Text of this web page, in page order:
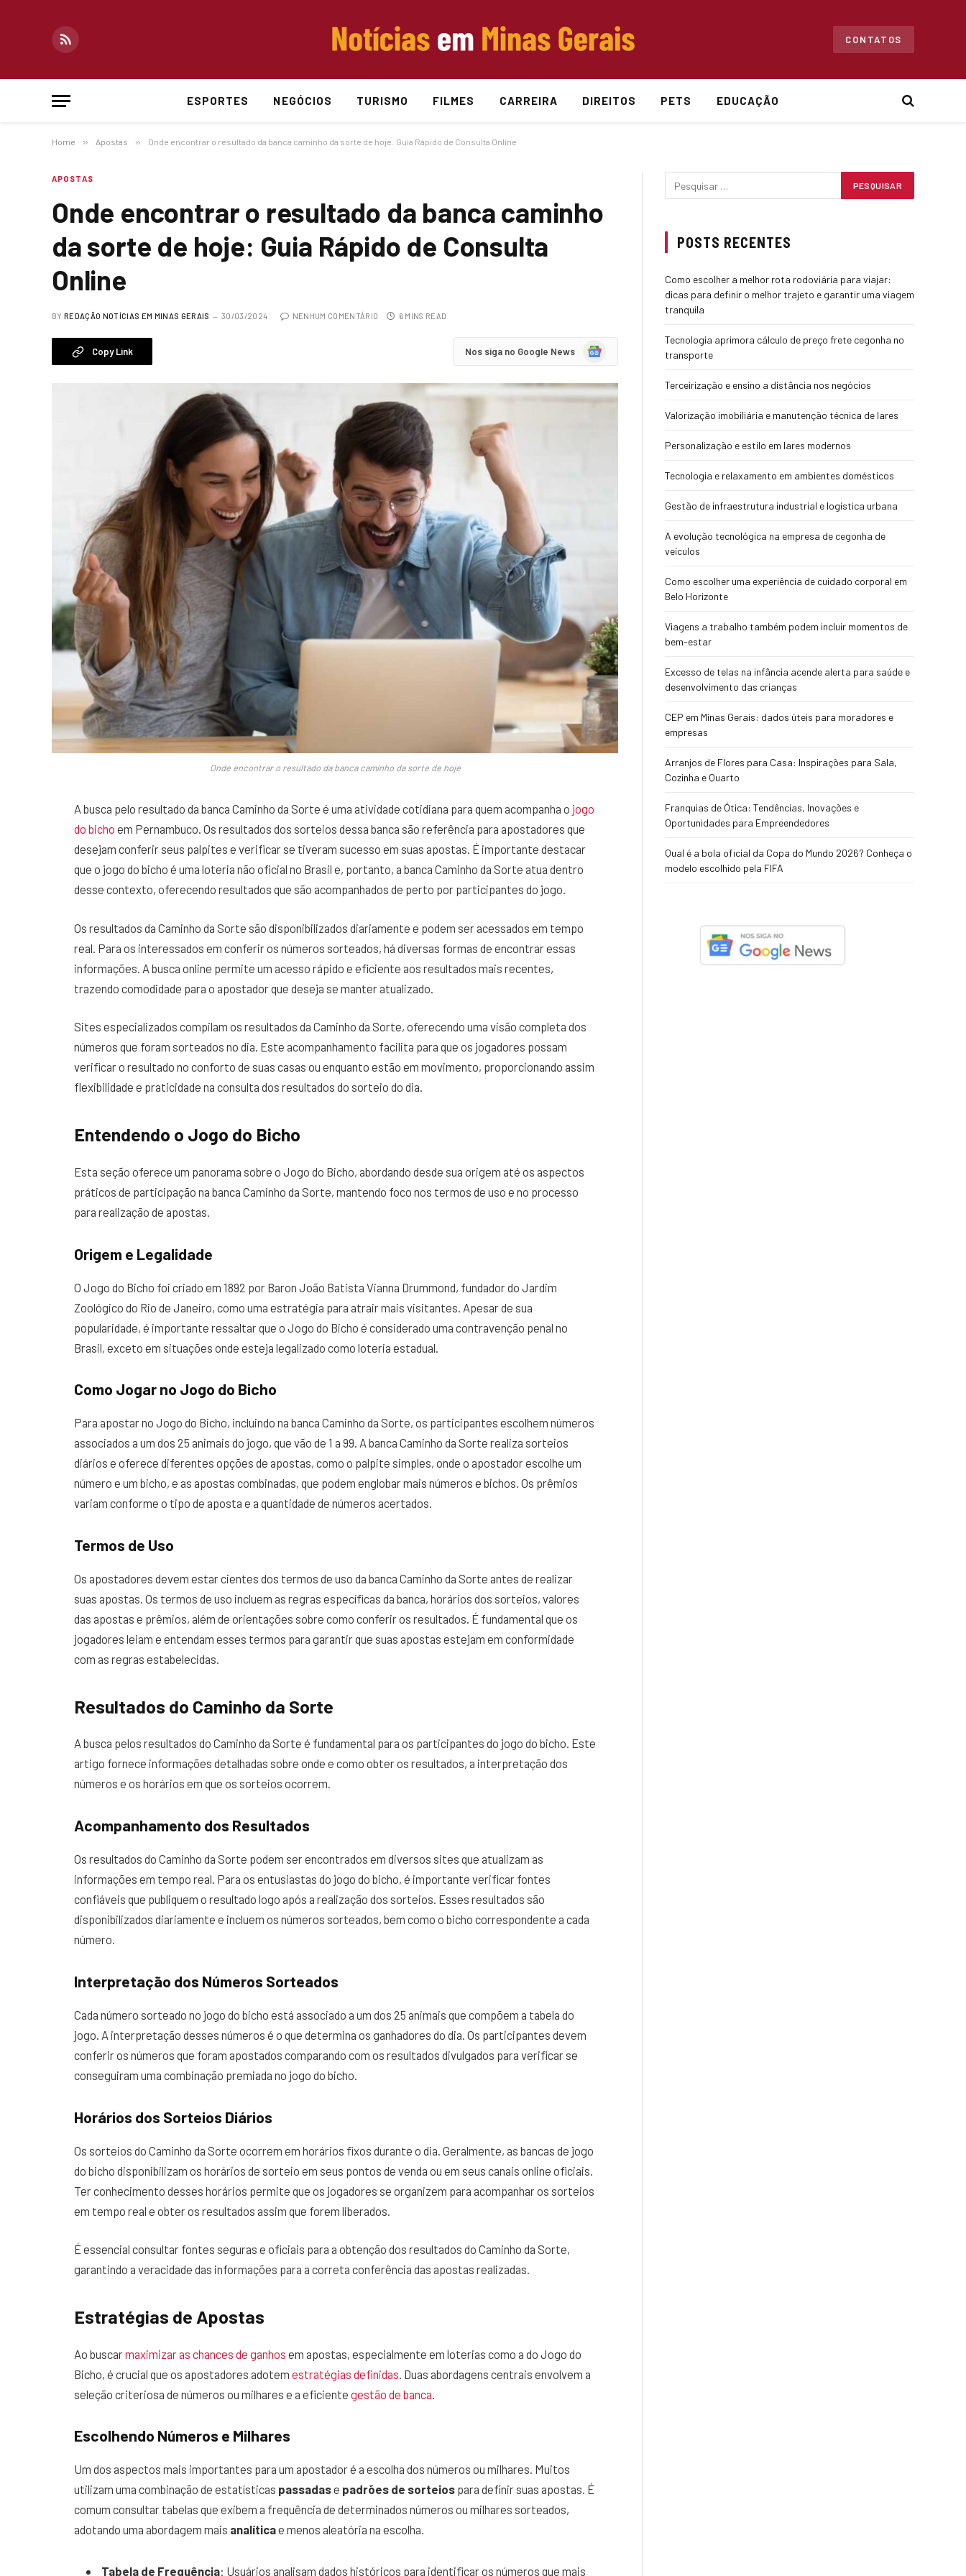
RSS
CONTATOS
ESPORTES NEGÓCIOS TURISMO FILMES CARREIRA DIREITOS PETS EDUCAÇÃO
Home » Apostas » Onde encontrar o resultado da banca caminho da sorte de hoje: Guia Rápido de Consulta Online
APOSTAS
Onde encontrar o resultado da banca caminho
da sorte de hoje: Guia Rápido de Consulta
Online
BY REDAÇÃO NOTÍCIAS EM MINAS GERAIS 30/03/2024 NENHUM COMENTÁRIO 6 MINS READ
Copy Link Nos siga no Google News
Google
Onde encontrar o resultado da banca caminho da sorte de hoje
A busca pelo resultado da banca Caminho da Sorte é uma atividade cotidiana para quem acompanha o jogo
do bicho em Pernambuco. Os resultados dos sorteios dessa banca são referência para apostadores que
desejam conferir seus palpites e verificar se tiveram sucesso em suas apostas. É importante destacar
que o jogo do bicho é uma loteria não oficial no Brasil e, portanto, a banca Caminho da Sorte atua dentro
desse contexto, oferecendo resultados que são acompanhados de perto por participantes do jogo.
Os resultados da Caminho da Sorte são disponibilizados diariamente e podem ser acessados em tempo
real. Para os interessados em conferir os números sorteados, há diversas formas de encontrar essas
informações. A busca online permite um acesso rápido e eficiente aos resultados mais recentes,
trazendo comodidade para o apostador que deseja se manter atualizado.
Sites especializados compilam os resultados da Caminho da Sorte, oferecendo uma visão completa dos
números que foram sorteados no dia. Este acompanhamento facilita para que os jogadores possam
verificar o resultado no conforto de suas casas ou enquanto estão em movimento, proporcionando assim
flexibilidade e praticidade na consulta dos resultados do sorteio do dia.
Entendendo o Jogo do Bicho
Esta seção oferece um panorama sobre o Jogo do Bicho, abordando desde sua origem até os aspectos
práticos de participação na banca Caminho da Sorte, mantendo foco nos termos de uso e no processo
para realização de apostas.
Origem e Legalidade
O Jogo do Bicho foi criado em 1892 por Baron João Batista Vianna Drummond, fundador do Jardim
Zoológico do Rio de Janeiro, como uma estratégia para atrair mais visitantes. Apesar de sua
popularidade, é importante ressaltar que o Jogo do Bicho é considerado uma contravenção penal no
Brasil, exceto em situações onde esteja legalizado como loteria estadual.
Como Jogar no Jogo do Bicho
Para apostar no Jogo do Bicho, incluindo na banca Caminho da Sorte, os participantes escolhem números
associados a um dos 25 animais do jogo, que vão de 1 a 99. A banca Caminho da Sorte realiza sorteios
diários e oferece diferentes opções de apostas, como o palpite simples, onde o apostador escolhe um
número e um bicho, e as apostas combinadas, que podem englobar mais números e bichos. Os prêmios
variam conforme o tipo de aposta e a quantidade de números acertados.
Termos de Uso
Os apostadores devem estar cientes dos termos de uso da banca Caminho da Sorte antes de realizar
suas apostas. Os termos de uso incluem as regras específicas da banca, horários dos sorteios, valores
das apostas e prêmios, além de orientações sobre como conferir os resultados. É fundamental que os
jogadores leiam e entendam esses termos para garantir que suas apostas estejam em conformidade
com as regras estabelecidas.
Resultados do Caminho da Sorte
A busca pelos resultados do Caminho da Sorte é fundamental para os participantes do jogo do bicho. Este
artigo fornece informações detalhadas sobre onde e como obter os resultados, a interpretação dos
números e os horários em que os sorteios ocorrem.
Acompanhamento dos Resultados
Os resultados do Caminho da Sorte podem ser encontrados em diversos sites que atualizam as
informações em tempo real. Para os entusiastas do jogo do bicho, é importante verificar fontes
confiáveis que publiquem o resultado logo após a realização dos sorteios. Esses resultados são
disponibilizados diariamente e incluem os números sorteados, bem como o bicho correspondente a cada
número.
Interpretação dos Números Sorteados
Cada número sorteado no jogo do bicho está associado a um dos 25 animais que compõem a tabela do
jogo. A interpretação desses números é o que determina os ganhadores do dia. Os participantes devem
conferir os números que foram apostados comparando com os resultados divulgados para verificar se
conseguiram uma combinação premiada no jogo do bicho.
Horários dos Sorteios Diários
Os sorteios do Caminho da Sorte ocorrem em horários fixos durante o dia. Geralmente, as bancas de jogo
do bicho disponibilizam os horários de sorteio em seus pontos de venda ou em seus canais online oficiais.
Ter conhecimento desses horários permite que os jogadores se organizem para acompanhar os sorteios
em tempo real e obter os resultados assim que forem liberados.
É essencial consultar fontes seguras e oficiais para a obtenção dos resultados do Caminho da Sorte,
garantindo a veracidade das informações para a correta conferência das apostas realizadas.
Estratégias de Apostas
Ao buscarmaximizar as chances de ganhos em apostas, especialmente em loterias como a do Jogo do
Bicho, é crucial que os apostadores adotem estratégias definidas . Duas abordagens centrais envolvem a
seleção criteriosa de números ou milhares e a eficiente gestão de banca
Escolhendo Números e Milhares
Um dos aspectos mais importantes para um apostador é a escolha dos números ou milhares. Muitos
utilizam uma combinação de estatísticas passadase padrões de sorteios para definir suas apostas. É
comum consultar tabelas que exibem a frequência de determinados números ou milhares sorteados,
adotando uma abordagem mais analíticae menos aleatória na escolha.
Tabela de Frequência: Usuários analisam dados históricos para identificar os números que mais
POSTS RECENTES
Como escolher a melhor rota rodoviária para viajar:
dicas para definir o melhor trajeto e garantir uma viagem
tranquila
Tecnologia aprimora cálculo de preço frete cegonha no
transporte
Terceirização e ensino a distância nos negócios
Valorização imobiliária e manutenção técnica de lares
Personalização e estilo em lares modernos
Tecnologia e relaxamento em ambientes domésticos
Gestão de infraestrutura industrial e logística urbana
A evolução tecnológica na empresa de cegonha de
veículos
Como escolher uma experiência de cuidado corporal em
Belo Horizonte
Viagens a trabalho também podem incluir momentos de
bem-estar
Excesso de telas na infância acende alerta para saúde e
desenvolvimento das crianças
CEP em Minas Gerais: dados úteis para moradores e
empresas
Arranjos de Flores para Casa: Inspirações para Sala,
Cozinha e Quarto
Franquias de Ótica: Tendências, Inovações e
Oportunidades para Empreendedores
Qual é a bola oficial da Copa do Mundo 2026? Conheça o
modelo escolhido pela FIFA